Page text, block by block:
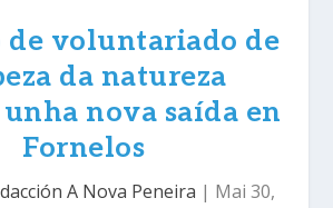
de voluntariado de
da natureza
nova saída en
Fornelos
A Nova Peneira | Mai 30,